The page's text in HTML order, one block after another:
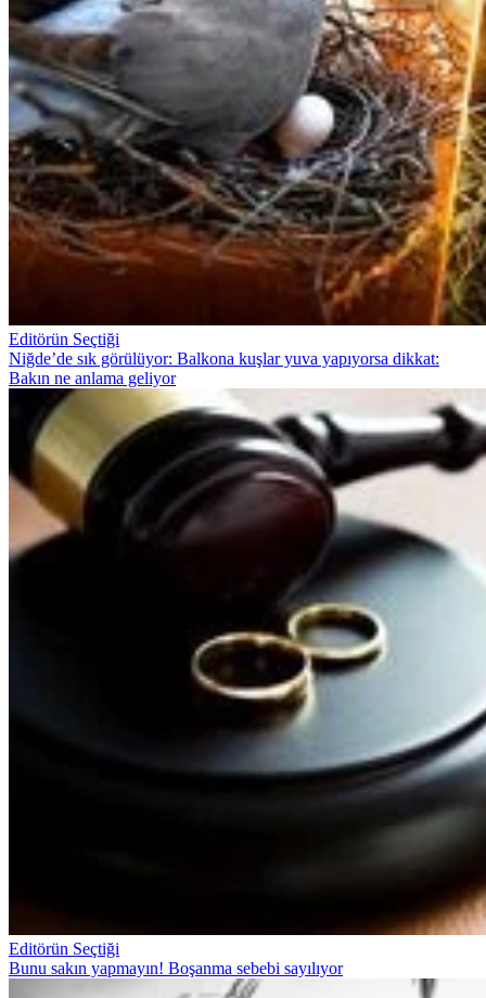
Editörün Seçtiği
Niğde’de sık görülüyor: Balkona kuşlar yuva yapıyorsa dikkat:
Bakın ne anlama geliyor
Editörün Seçtiği
Bunu sakın yapmayın! Boşanma sebebi sayılıyor